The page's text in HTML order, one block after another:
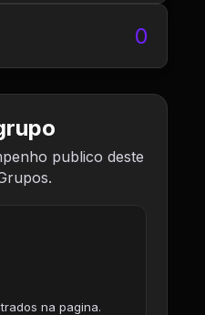
0
publico deste
na pagina.